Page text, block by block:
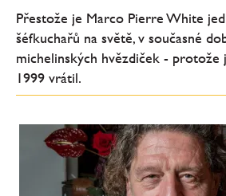
Přestože je Marco Pierre White
šéfkuchařů na světě, v současné
michelinských hvězdiček - protože
1999 vrátil.